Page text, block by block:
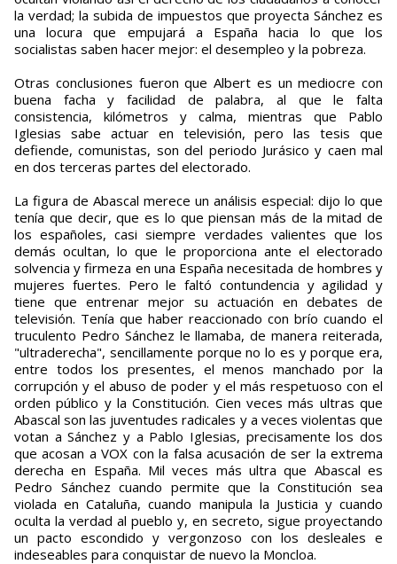
la verdad; la subida de impuestos que proyecta Sánchez es
una locura que empujará a España hacia lo que los
socialistas saben hacer mejor: el desempleo y la pobreza.
Otras conclusiones fueron que Albert es un mediocre con
buena facha y facilidad de palabra, al que le falta
consistencia, kilómetros y calma, mientras que Pablo
Iglesias sabe actuar en televisión, pero las tesis que
defiende, comunistas, son del periodo Jurásico y caen mal
en dos terceras partes del electorado.
La figura de Abascal merece un análisis especial: dijo lo que
tenía que decir, que es lo que piensan más de la mitad de
los españoles, casi siempre verdades valientes que los
demás ocultan, lo que le proporciona ante el electorado
solvencia y firmeza en una España necesitada de hombres y
mujeres fuertes. Pero le faltó contundencia y agilidad y
tiene que entrenar mejor su actuación en debates de
televisión. Tenía que haber reaccionado con brío cuando el
truculento Pedro Sánchez le llamaba, de manera reiterada,
"ultraderecha", sencillamente porque no lo es y porque era,
entre todos los presentes, el menos manchado por la
corrupción y el abuso de poder y el más respetuoso con el
orden público y la Constitución. Cien veces más ultras que
Abascal son las juventudes radicales y a veces violentas que
votan a Sánchez y a Pablo Iglesias, precisamente los dos
que acosan a VOX con la falsa acusación de ser la extrema
derecha en España. Mil veces más ultra que Abascal es
Pedro Sánchez cuando permite que la Constitución sea
violada en Cataluña, cuando manipula la Justicia y cuando
oculta la verdad al pueblo y, en secreto, sigue proyectando
un pacto escondido y vergonzoso con los desleales e
indeseables para conquistar de nuevo la Moncloa.